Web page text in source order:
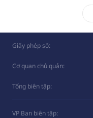
Giấy phép số:
Cơ quan chủ quản:
Tổng biên tập:
VP Ban biên tập: